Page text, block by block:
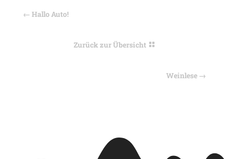
← Hallo Auto!
Zurück zur Übersicht
Weinlese →